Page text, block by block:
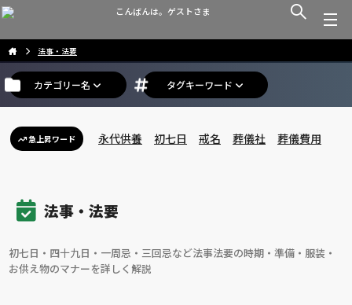
こんばんは。ゲストさま
法事・法要
カテゴリー名 タグキーワード
急上昇ワード 永代供養 初七日 戒名 葬儀社 葬儀費用
法事・法要
初七日・四十九日・一周忌・三回忌など法事法要の時期・準備・服装・
お供え物のマナーを詳しく解説